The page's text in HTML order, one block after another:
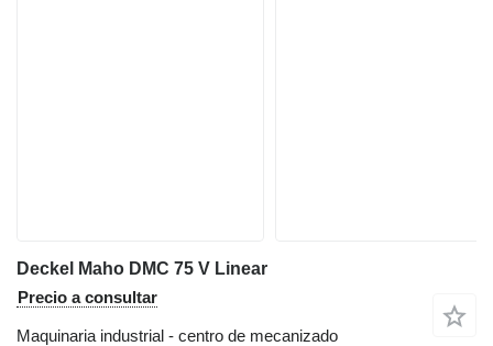
Deckel Maho DMC 75 V Linear
Precio a consultar
Maquinaria industrial - centro de mecanizado